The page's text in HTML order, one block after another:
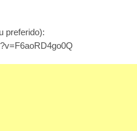
preferido):